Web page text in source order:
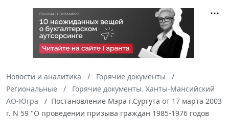
Новости и аналитика
Горячие документы
Региональные
Горячие документы. Ханты-Мансийский
АО-Югра
Постановление Мэра г.Сургута от 17 марта 2003
г. N 59 "О проведении призыва граждан 1985-1976 годов